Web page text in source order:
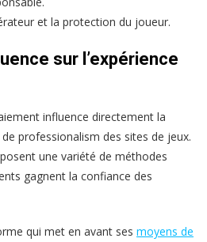
et la protection du joueur.
sur l’expérience
influence directement la
professionalism des sites de jeux.
une variété de méthodes
gagnent la confiance des
qui met en avant ses moyens de